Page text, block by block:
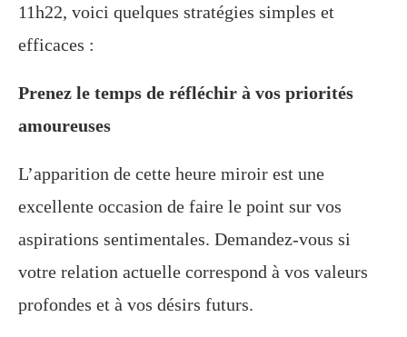
11h22, voici quelques stratégies simples et
efficaces :
Prenez le temps de réfléchir à vos priorités
amoureuses
L’apparition de cette heure miroir est une
excellente occasion de faire le point sur vos
aspirations sentimentales. Demandez-vous si
votre relation actuelle correspond à vos valeurs
profondes et à vos désirs futurs.